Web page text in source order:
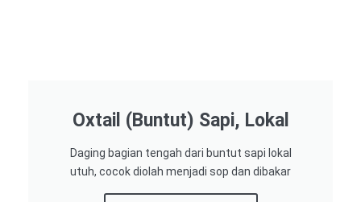
Oxtail (Buntut) Sapi, Lokal
Daging bagian tengah dari buntut sapi lokal
utuh, cocok diolah menjadi sop dan dibakar